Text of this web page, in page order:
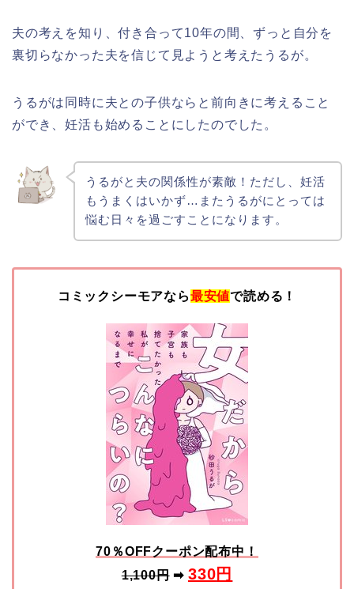
夫の考えを知り、付き合って10年の間、ずっと自分を
裏切らなかった夫を信じて見ようと考えたうるが。
うるがは同時に夫との子供ならと前向きに考えること
ができ、妊活も始めることにしたのでした。
うるがと夫の関係性が素敵！ただし、妊活
もうまくはいかず…またうるがにとっては
悩む日々を過ごすことになります。
コミックシーモアなら最安値で読める！
70％OFFクーポン配布中！
1,100円➡ 330円